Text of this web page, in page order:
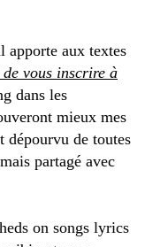
apporte aux textes
vous inscrire à
dans les
mieux mes
dépourvu de toutes
partagé avec
on songs lyrics